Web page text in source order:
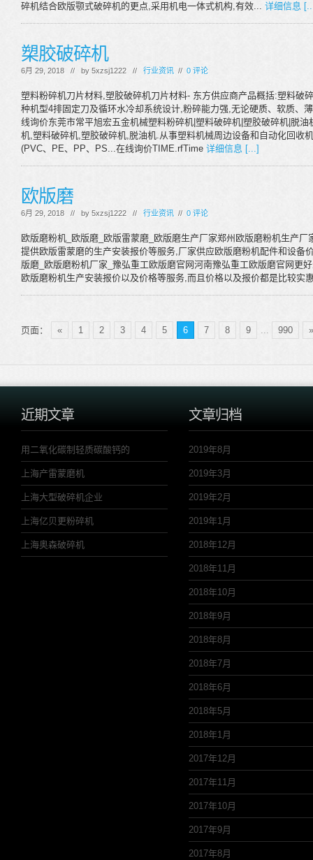
碎机结合欧版颚式破碎机的更点,采用机电一体式机构,有效... 详细信息
槊胶破碎机
6月 29, 2018 // by 5xzsj1222 // 行业资讯 // 0 评论
塑料粉碎机刀片材料,塑胶破碎机刀片材料- 东方供应商产品概括:塑料破
种机型4排固定刀及循环水冷却系统设计,粉碎能力强,无论硬质、软质、
线询价东莞市常平旭宏五金机械塑料粉碎机|塑料破碎机|塑胶破碎机|脱
机,塑料破碎机,塑胶破碎机,脱油机.从事塑料机械周边设备和自动化回收
(PVC、PE、PP、PS...在线询价TIME.rfTime 详细信息 [...]
欧版磨
6月 29, 2018 // by 5xzsj1222 // 行业资讯 // 0 评论
欧版磨粉机_欧版磨_欧版雷蒙磨_欧版磨生产厂家郑州欧版磨粉机生产
提供欧版雷蒙磨的生产安装报价等服务,厂家供应欧版磨粉机配件和设备
版磨_欧版磨粉机厂家_豫弘重工欧版磨官网河南豫弘重工欧版磨官网更
欧版磨粉机生产安装报价以及价格等服务,而且价格以及报价都是比较实
页面： « 1 2 3 4 5 6 7 8 9 ... 990 »
近期文章
用二氧化碳制轻质碳酸钙的
上海产雷蒙磨机
上海大型破碎机企业
上海亿贝更粉碎机
上海奥森破碎机
文章归档
2019年8月
2019年3月
2019年2月
2019年1月
2018年12月
2018年11月
2018年10月
2018年9月
2018年8月
2018年7月
2018年6月
2018年5月
2018年1月
2017年12月
2017年11月
2017年10月
2017年9月
2017年8月